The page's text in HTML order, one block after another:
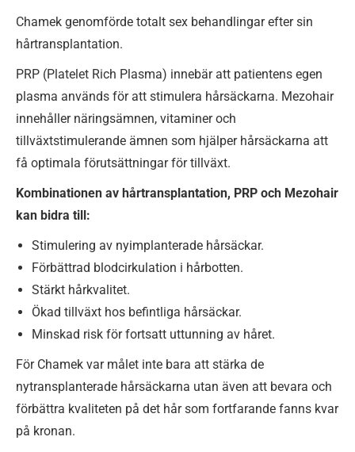
Chamek genomförde totalt sex behandlingar efter sin
hårtransplantation.
PRP (Platelet Rich Plasma) innebär att patientens egen
plasma används för att stimulera hårsäckarna. Mezohair
innehåller näringsämnen, vitaminer och
tillväxtstimulerande ämnen som hjälper hårsäckarna att
få optimala förutsättningar för tillväxt.
Kombinationen av hårtransplantation, PRP och Mezohair
kan bidra till:
Stimulering av nyimplanterade hårsäckar.
Förbättrad blodcirkulation i hårbotten.
Stärkt hårkvalitet.
Ökad tillväxt hos befintliga hårsäckar.
Minskad risk för fortsatt uttunning av håret.
För Chamek var målet inte bara att stärka de
nytransplanterade hårsäckarna utan även att bevara och
förbättra kvaliteten på det hår som fortfarande fanns kvar
på kronan.